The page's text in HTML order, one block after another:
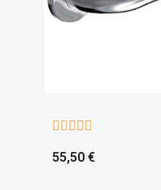
    
55,50 €